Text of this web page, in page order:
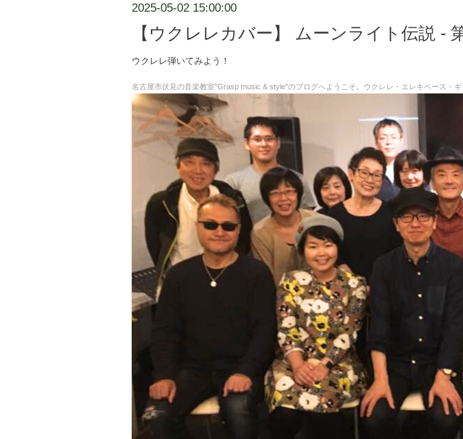
2025-05-02 15:00:00
【ウクレレカバー】 ムーンライト伝説 -
ウクレレ弾いてみよう！
名古屋市伏見の音楽教室"Grasp music & style"のブログへようこそ。ウクレレ・エレキベース・ギ